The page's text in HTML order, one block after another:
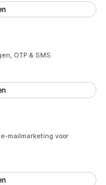
OTP & SMS
mailmarketing voor